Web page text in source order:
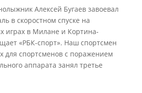
Алексей Бугаев завоевал
в скоростном спуске на
играх в Милане и Кортина-
«РБК-спорт». Наш спортсмен
для спортсменов с поражением
аппарата занял третье